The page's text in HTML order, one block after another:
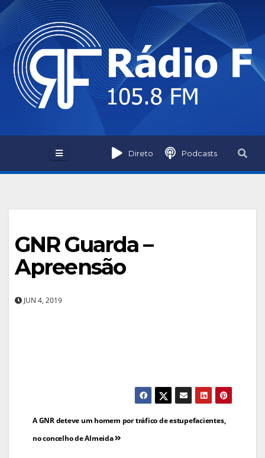
Skip
to
content
Direto Podcasts
GNR Guarda –
Apreensão
JUN 4, 2019
Navegação
de
A GNR deteve um homem por tráfico de estupefacientes,
no concelho de Almeida